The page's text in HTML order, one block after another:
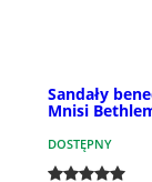
Sandały
Mnisi
DOSTĘPNY